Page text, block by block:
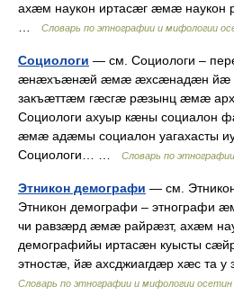
ахæм наукон иртасæг æмæ наукон
Словарь по этнографии и мифологии
Социологи — см. Социологи –
æнæхъæнæй æмæ æхсæнадæн йæ
закъæттæм гæсгæ рæзынц æмæ
Социологи ахуыр кæны социалон
æмæ адæмы социалон уагахасты
Социологи… …
Словарь по
Этникон демографи — см.
Этникон демографи – этнографи
чи равзæрд æмæ райрæзт, ахæм
демографийы иртасæн куысты
этностæ, йæ ахсджиагдæр хæс та
Словарь по этнографии и мифологии осетин